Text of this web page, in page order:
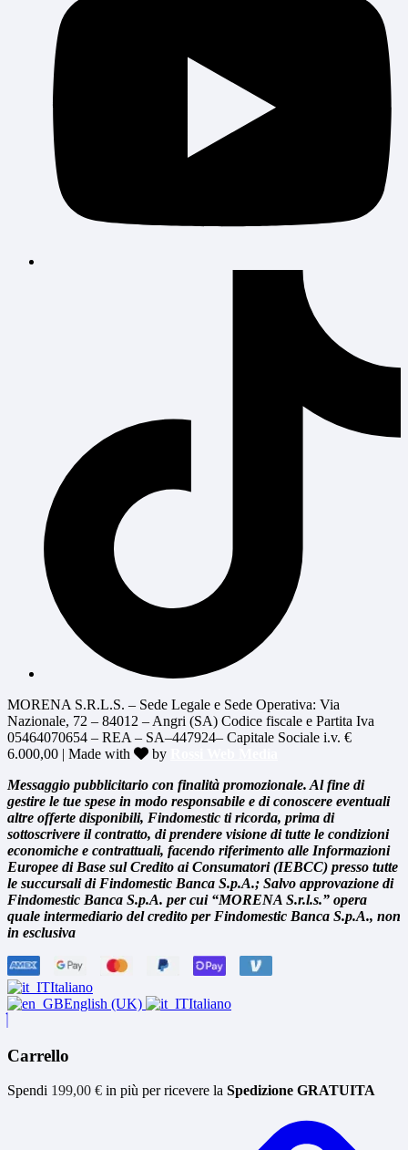
MORENA S.R.L.S. – Sede Legale e Sede Operativa: Via
Nazionale, 72 – 84012 – Angri (SA) Codice fiscale e Partita Iva
05464070654 – REA – SA–447924– Capitale Sociale i.v. €
6.000,00 | Made with
by
Messaggio pubblicitario con finalità promozionale. Al fine di
gestire le tue spese in modo responsabile e di conoscere eventuali
altre offerte disponibili, Findomestic ti ricorda, prima di
sottoscrivere il contratto, di prendere visione di tutte le condizioni
economiche e contrattuali, facendo riferimento alle Informazioni
Europee di Base sul Credito ai Consumatori (IEBCC) presso tutte
le succursali di Findomestic Banca S.p.A.; Salvo approvazione di
Findomestic Banca S.p.A. per cui “MORENA S.r.l.s.” opera
quale intermediario del credito per Findomestic Banca S.p.A., non
in esclusiva
Italiano
English (UK)
Italiano
Carrello
Spendi 199,00 € in più per ricevere la Spedizione GRATUITA